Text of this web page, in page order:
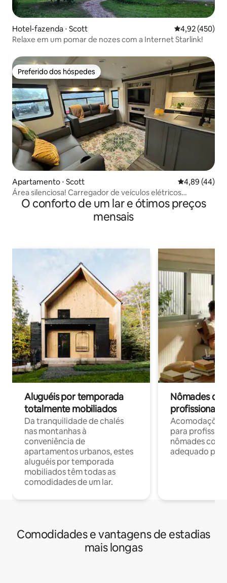
Hotel-fazenda ⋅ Scott 4,92 de uma
4,92 (450)
Relaxe em um pomar de nozes com a Internet Starlink!
Preferido dos hóspedes
Preferido dos hóspedes
Apartamento ⋅ Scott 4,89 de uma
4,89 (44)
Área silenciosa! Carregador de veículos elétricos
disponível
O conforto de um lar e ótimos preços
mensais
Aluguéis por temporada
totalmente mobiliados
Da tranquilidade de chalés
nas montanhas à
conveniência de
apartamentos urbanos, estes
aluguéis por temporada
mobiliados têm todas as
comodidades de um lar.
Nômades
profissionais
para
nômades com
adequado
Comodidades e vantagens de estadias
mais longas